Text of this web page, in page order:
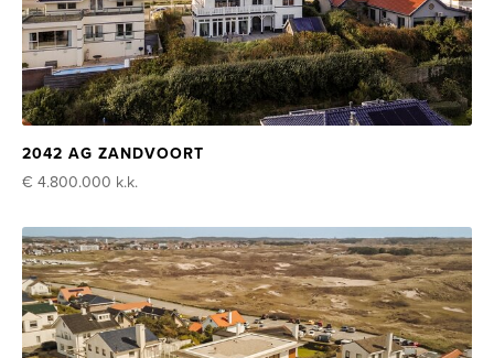
2042 AG ZANDVOORT
€ 4.800.000 k.k.